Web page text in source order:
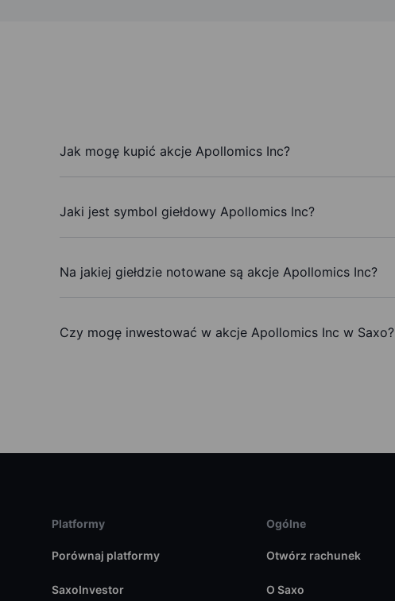
Jak mogę kupić akcje Apollomics Inc?
Jaki jest symbol giełdowy Apollomics Inc?
Na jakiej giełdzie notowane są akcje Apollomics Inc?
Czy mogę inwestować w akcje Apollomics Inc w Saxo?
Platformy
Porównaj platformy
SaxoInvestor
Ogólne
Otwórz rachunek
O Saxo